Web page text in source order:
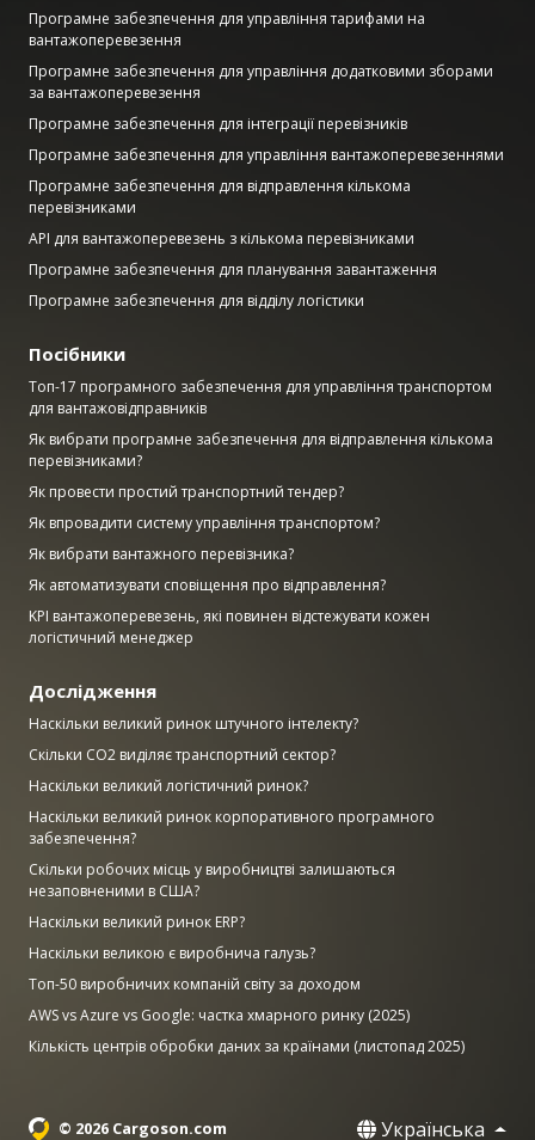
Програмне забезпечення для управління тарифами на
вантажоперевезення
Програмне забезпечення для управління додатковими зборами
за вантажоперевезення
Програмне забезпечення для інтеграції перевізників
Програмне забезпечення для управління вантажоперевезеннями
Програмне забезпечення для відправлення кількома
перевізниками
API для вантажоперевезень з кількома перевізниками
Програмне забезпечення для планування завантаження
Програмне забезпечення для відділу логістики
Посібники
Топ-17 програмного забезпечення для управління транспортом
для вантажовідправників
Як вибрати програмне забезпечення для відправлення кількома
перевізниками?
Як провести простий транспортний тендер?
Як впровадити систему управління транспортом?
Як вибрати вантажного перевізника?
Як автоматизувати сповіщення про відправлення?
KPI вантажоперевезень, які повинен відстежувати кожен
логістичний менеджер
Дослідження
Наскільки великий ринок штучного інтелекту?
Скільки CO2 виділяє транспортний сектор?
Наскільки великий логістичний ринок?
Наскільки великий ринок корпоративного програмного
забезпечення?
Скільки робочих місць у виробництві залишаються
незаповненими в США?
Наскільки великий ринок ERP?
Наскільки великою є виробнича галузь?
Топ-50 виробничих компаній світу за доходом
AWS vs Azure vs Google: частка хмарного ринку (2025)
Кількість центрів обробки даних за країнами (листопад 2025)
© 2026 Cargoson.com Українська